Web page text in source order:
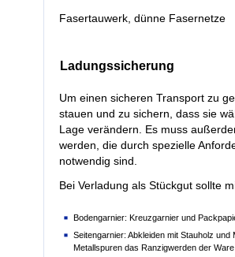
Fasertauwerk, dünne Fasernetze
Ladungssicherung
Um einen sicheren Transport zu
stauen und zu sichern, dass sie
Lage verändern. Es muss
werden, die durch spezielle
notwendig sind.
Bei Verladung als Stückgut sollte
Bodengarnier: Kreuzgarnier und
Seitengarnier: Abkleiden mit Stauholz
Metallspuren das Ranzigwerden der